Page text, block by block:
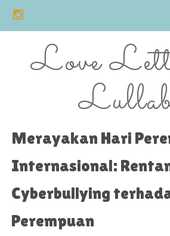
Love
Merayakan Hari
Internasional:
Cyberbullying
Perempuan